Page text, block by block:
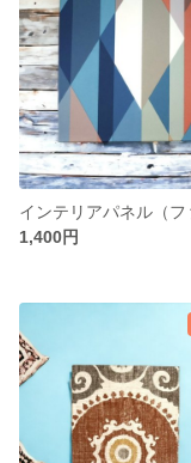
1,400円